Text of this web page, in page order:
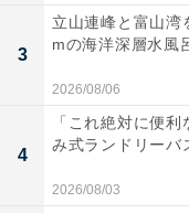
「マシュマロシー
れぞれ縦15×横
るボリュームです
に自慢したくなる
3
立山連峰と富山湾
mの海洋深層水風
2026/08/06
4
「これ絶対に便
み式ランドリーバ
2026/08/03